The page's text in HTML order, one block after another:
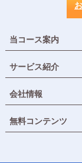
当コース案内
サービス紹介
会社情報
無料コンテンツ